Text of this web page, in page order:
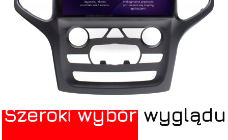
Szeroki wybór wyglądu